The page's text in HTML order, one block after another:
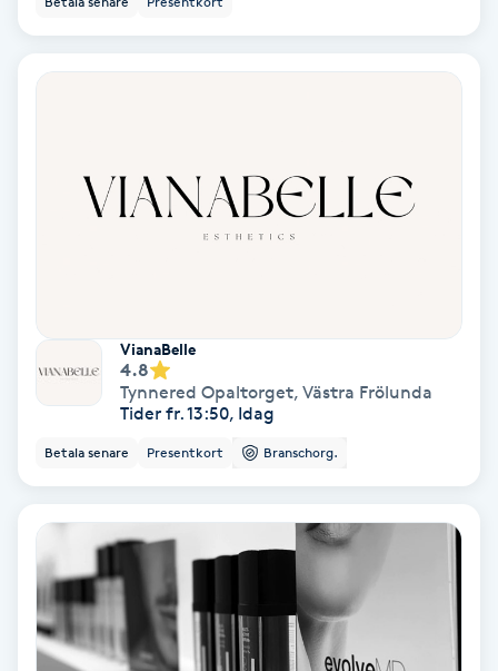
Extensions borttagning
Face framing
Faceliftmassage
Fet hårbotten
Fibromassage
Fillers
VianaBelle
4.8
Tynnered Opaltorget, Västra Frölunda
Tider fr. 13:50, Idag
Betala senare Presentkort Branschorg.